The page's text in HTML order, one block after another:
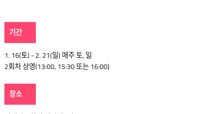
기간
1. 16(토) - 2. 21(일) 매주 토, 일
2회차 상영(13:00, 15:30 또는 16:00)
장소